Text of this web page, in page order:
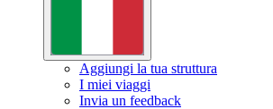
Aggiungi la tua struttura
I miei viaggi
Invia un feedback